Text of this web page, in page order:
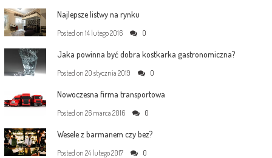
Najlepsze listwy na rynku
Posted on 14 lutego 2016 0
Jaka powinna być dobra kostkarka gastronomiczna?
Posted on 20 stycznia 2019 0
Nowoczesna firma transportowa
Posted on 26 marca 2016 0
Wesele z barmanem czy bez?
Posted on 24 lutego 2017 0